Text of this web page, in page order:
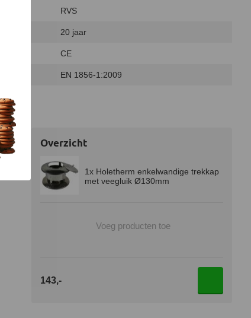
RVS
20 jaar
CE
EN 1856-1:2009
Overzicht
1x Holetherm enkelwandige trekkap
met veegluik Ø130mm
Voeg producten toe
143,-